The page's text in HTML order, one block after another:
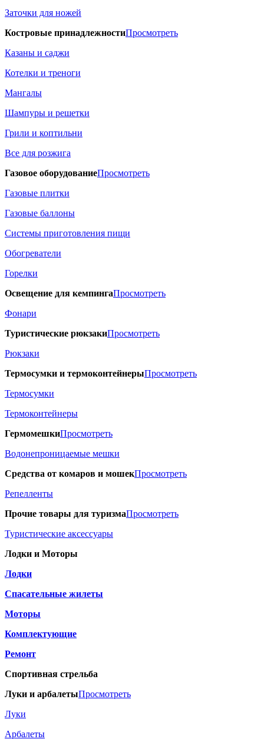
Заточки для ножей
Костровые принадлежностиПросмотреть
Казаны и саджи
Котелки и треноги
Мангалы
Шампуры и решетки
Грили и коптильни
Все для розжига
Газовое оборудованиеПросмотреть
Газовые плитки
Газовые баллоны
Системы приготовления пищи
Обогреватели
Горелки
Освещение для кемпингаПросмотреть
Фонари
Туристические рюкзакиПросмотреть
Рюкзаки
Термосумки и термоконтейнерыПросмотреть
Термосумки
Термоконтейнеры
ГермомешкиПросмотреть
Водонепроницаемые мешки
Средства от комаров и мошекПросмотреть
Репелленты
Прочие товары для туризмаПросмотреть
Туристические аксессуары
Лодки и Моторы
Лодки
Спасательные жилеты
Моторы
Комплектующие
Ремонт
Спортивная стрельба
Луки и арбалетыПросмотреть
Луки
Арбалеты